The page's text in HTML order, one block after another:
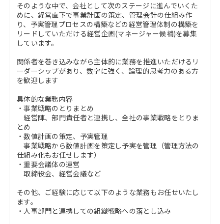
そのような中で、会社として次のステージに進んでいくた
めに、経営直下で事業計画の策定、管理会計の仕組み作
り、予実管理プロセスの構築などの経営管理体制の構築を
リードしていただける経営企画(マネージャー候補)を募集
しています。
関係者を巻き込みながら主体的に業務を推進いただけるリ
ーダーシップがあり、数字に強く、論理的思考力のある方
を歓迎します
具体的な業務内容
・事業戦略のとりまとめ
経営陣、部門責任者と連携し、全社の事業戦略をとりま
とめ
・数値計画の策定、予実管理
事業戦略から数値計画を策定し予実を管理（管理方法の
仕組み化もお任せします）
・重要会議体の運営
取締役会、経営会議など
その他、ご経験に応じて以下のような業務もお任せいたし
ます。
・人事部門と連携しての組織戦略への落とし込み